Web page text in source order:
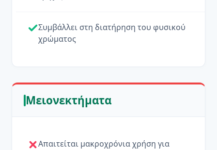
Συμβάλλει στη διατήρηση του φυσικού
χρώματος
Μειονεκτήματα
Απαιτείται μακροχρόνια χρήση για